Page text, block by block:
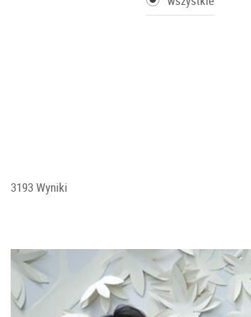
3193 Wyniki